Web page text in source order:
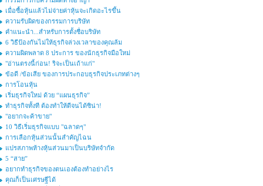
เมื่อซื้อหุ้นแล้วไม่จ่ายค่าหุ้นจะเกิดอะไรขึ้น
ความรับผิดของกรรมการบริษัท
คำแนะนำ...สำหรับการตั้งชื่อบริษัท
6 วิธีป้องกันไม่ให้ธุรกิจล่วงเวลาของคุณล้ม
ความผิดพลาด 8 ประการ ของนักธุรกิจมือใหม่
"อ่านตรงนี้ก่อน! ริจะเป็นเถ้าแก่"
ข้อดี /ข้อเสีย ของการประกอบธุรกิจประเภทต่างๆ
การโอนหุ้น
เริ่มธุรกิจใหม่ ด้วย “แผนธุรกิจ”
ทำธุรกิจทั้งที ต้องทำให้ดีจนได้ซิน่า!
"อยากจะค้าขาย"
10 วิธีเริ่มธุรกิจแบบ "ฉลาดๆ"
การเลือกหุ้นส่วนนั้นสำคัญไฉน
แปรสภาพห้างหุ้นส่วนมาเป็นบริษัทจำกัด
5 “สาย”
อยากทำธุรกิจของตนเองต้องทำอย่างไร
คุณก็เป็นเศรษฐีได้